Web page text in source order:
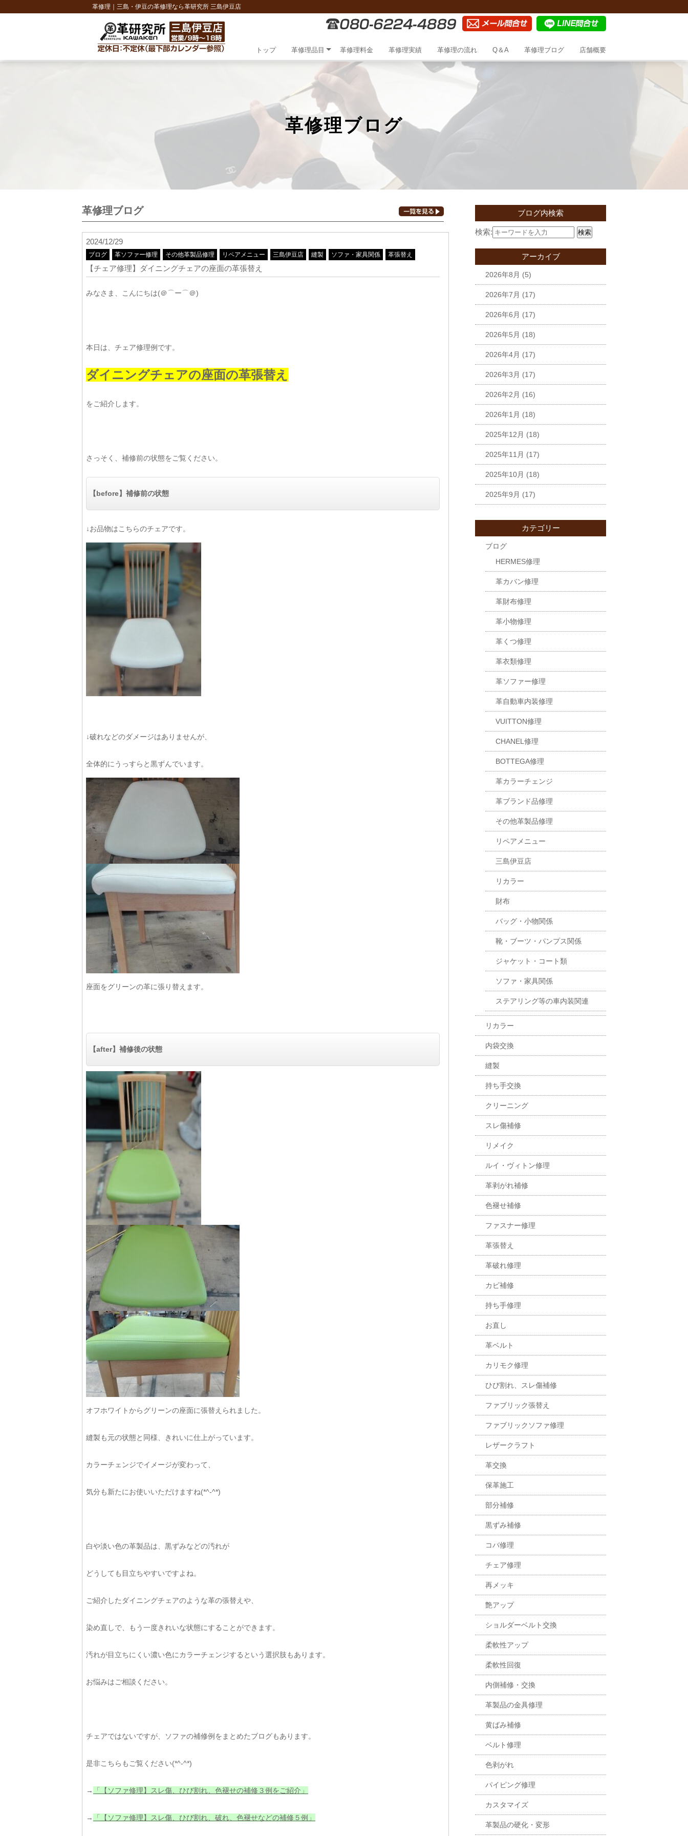
革修理｜三島・伊豆の革修理なら革研究所 三島伊豆店
トップ 革修理品目 革修理料金 革修理実績 革修理の流れ Q＆A 革修理ブログ 店舗概要
革修理ブログ
革修理ブログ
2024/12/29
ブログ 革ソファー修理 その他革製品修理 リペアメニュー 三島伊豆店 縫製 ソファ・家具関係 革張替え
【チェア修理】ダイニングチェアの座面の革張替え
みなさま、こんにちは(＠⌒ー⌒＠)
本日は、チェア修理例です。
ダイニングチェアの座面の革張替え
をご紹介します。
さっそく、補修前の状態をご覧ください。
【before】補修前の状態
↓お品物はこちらのチェアです。
↓破れなどのダメージはありませんが、
全体的にうっすらと黒ずんでいます。
座面をグリーンの革に張り替えます。
【after】補修後の状態
オフホワイトからグリーンの座面に張替えられました。
縫製も元の状態と同様、きれいに仕上がっています。
カラーチェンジでイメージが変わって、
気分も新たにお使いいただけますね(*^-^*)
白や淡い色の革製品は、黒ずみなどの汚れが
どうしても目立ちやすいですよね。
ご紹介したダイニングチェアのような革の張替えや、
染め直しで、もう一度きれいな状態にすることができます。
汚れが目立ちにくい濃い色にカラーチェンジするという選択肢もあります。
お悩みはご相談ください。
チェアではないですが、ソファの補修例をまとめたブログもあります。
是非こちらもご覧ください(*^-^*)
→ 「【ソファ修理】スレ傷、ひび割れ、色褪せの補修３例をご紹介」
→ 「【ソファ修理】スレ傷、ひび割れ、破れ、色褪せなどの補修５例」
ブログ内検索
検索: 検索
アーカイブ
2026年8月 (5)
2026年7月 (17)
2026年6月 (17)
2026年5月 (18)
2026年4月 (17)
2026年3月 (17)
2026年2月 (16)
2026年1月 (18)
2025年12月 (18)
2025年11月 (17)
2025年10月 (18)
2025年9月 (17)
カテゴリー
ブログ
HERMES修理
革カバン修理
革財布修理
革小物修理
革くつ修理
革衣類修理
革ソファー修理
革自動車内装修理
VUITTON修理
CHANEL修理
BOTTEGA修理
革カラーチェンジ
革ブランド品修理
その他革製品修理
リペアメニュー
三島伊豆店
リカラー
財布
バッグ・小物関係
靴・ブーツ・パンプス関係
ジャケット・コート類
ソファ・家具関係
ステアリング等の車内装関連
リカラー
内袋交換
縫製
持ち手交換
クリーニング
スレ傷補修
リメイク
ルイ・ヴィトン修理
革剥がれ補修
色褪せ補修
ファスナー修理
革張替え
革破れ修理
カビ補修
持ち手修理
お直し
革ベルト
カリモク修理
ひび割れ、スレ傷補修
ファブリック張替え
ファブリックソファ修理
レザークラフト
革交換
保革施工
部分補修
黒ずみ補修
コバ修理
チェア修理
再メッキ
艶アップ
ショルダーベルト交換
柔軟性アップ
柔軟性回復
内側補修・交換
革製品の金具修理
黄ばみ補修
ベルト修理
色剥がれ
パイピング修理
カスタマイズ
革製品の硬化・変形